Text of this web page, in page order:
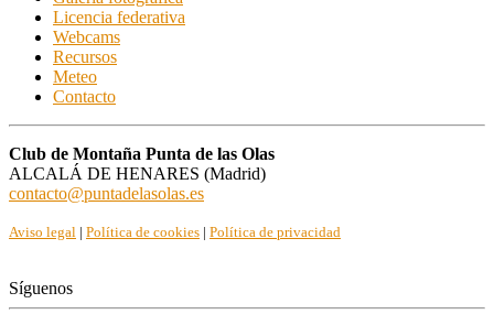
Licencia federativa
Webcams
Recursos
Meteo
Contacto
Club de Montaña Punta de las Olas
ALCALÁ DE HENARES (Madrid)
contacto@puntadelasolas.es
Aviso legal | Política de cookies | Política de privacidad
Síguenos